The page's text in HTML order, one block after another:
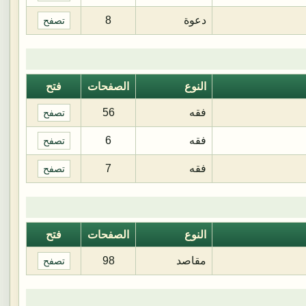
دعوة 8 تصفح
النوع الصفحات فتح
فقه 56 تصفح
فقه 6 تصفح
فقه 7 تصفح
النوع الصفحات فتح
مقاصد 98 تصفح